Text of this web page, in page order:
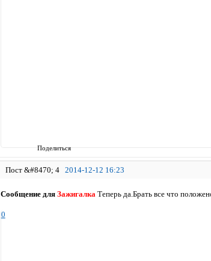
Поделиться
4 2014-12-12 16:23
Сообщение для Зажигалка Теперь да.Брать все что
0